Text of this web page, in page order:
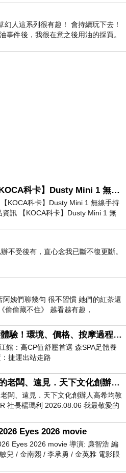
人這系列很有趣！ 會持續玩下去！
事件後，我很在意之後用油的採買。
之前就很愛
開箱｜【KOCA科卡】Dusty Mini 1 無線手持吸塵器
KOCA科卡】Dusty Mini 1 無線手持
資訊 【KOCA科卡】Dusty Mini 1 無
評語： 能吸、能吹兼具兩
不受後有，直心念我已斷不復更斷。
姨們聊幾句 很不習慣 她們的紅茶還
偷偷藏不住》 越看越有趣，
招牌森雞湯課程腳底+指壓體驗！環境、價格、按摩過程全紀錄，森SPA足體養生館松江館最新價格表
館：高CP值舒壓首選 森SPA足體養
捷運出站走路
我最敬愛的老闆、遠見．天下文化創辦人高希均教授
闆、遠見．天下文化創辦人高希均教
社長楊瑪利 2026.08.06 我最敬愛的
天下文化創辦人高希均教
Eyes 2026 movie
Eyes 2026 movie 導演: 廉智浩 編
兒 / 金南熙 / 李承勇 / 金英雅 電影眼
影師徐珍因遺